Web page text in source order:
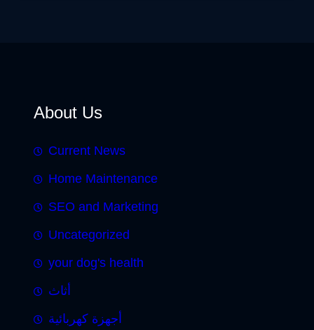
About Us
Current News
Home Maintenance
SEO and Marketing
Uncategorized
your dog's health
أثاث
أجهزة كهربائية